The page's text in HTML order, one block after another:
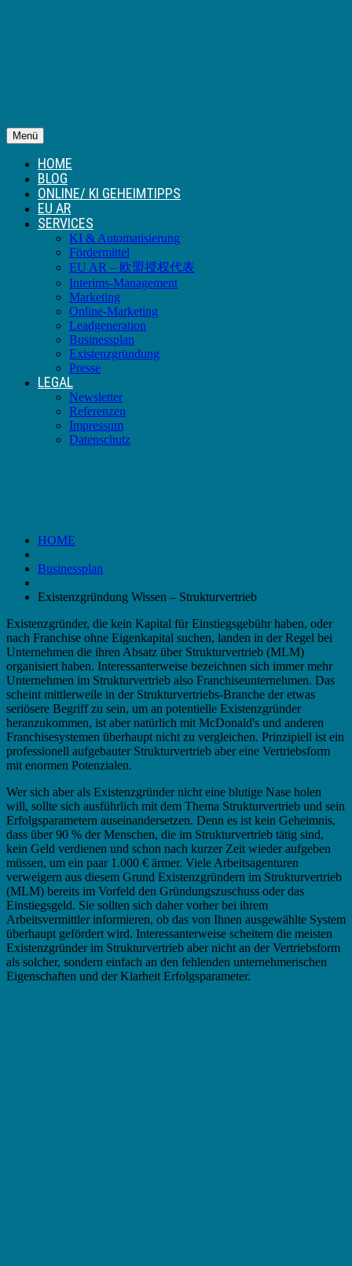
Menü
HOME
BLOG
ONLINE/ KI GEHEIMTIPPS
EU AR
SERVICES
KI & Automatisierung
Fördermittel
EU AR – 欧盟授权代表
Interims-Management
Marketing
Online-Marketing
Leadgeneration
Businessplan
Existenzgründung
Presse
LEGAL
Newsletter
Referenzen
Impressum
Datenschutz
HOME
Businessplan
Existenzgründung Wissen – Strukturvertrieb
Existenzgründer, die kein Kapital für Einstiegsgebühr haben, oder
nach Franchise ohne Eigenkapital suchen, landen in der Regel bei
Unternehmen die ihren Absatz über Strukturvertrieb (MLM)
organisiert haben. Interessanterweise bezeichnen sich immer mehr
Unternehmen im Strukturvertrieb also Franchiseunternehmen. Das
scheint mittlerweile in der Strukturvertriebs-Branche der etwas
seriösere Begriff zu sein, um an potentielle Existenzgründer
heranzukommen, ist aber natürlich mit McDonald's und anderen
Franchisesystemen überhaupt nicht zu vergleichen. Prinzipiell ist ein
professionell aufgebauter Strukturvertrieb aber eine Vertriebsform
mit enormen Potenzialen.
Wer sich aber als Existenzgründer nicht eine blutige Nase holen
will, sollte sich ausführlich mit dem Thema Strukturvertrieb und sein
Erfolgsparametern auseinandersetzen. Denn es ist kein Geheimnis,
dass über 90 % der Menschen, die im Strukturvertrieb tätig sind,
kein Geld verdienen und schon nach kurzer Zeit wieder aufgeben
müssen, um ein paar 1.000 € ärmer. Viele Arbeitsagenturen
verweigern aus diesem Grund Existenzgründern im Strukturvertrieb
(MLM) bereits im Vorfeld den Gründungszuschuss oder das
Einstiegsgeld. Sie sollten sich daher vorher bei ihrem
Arbeitsvermittler informieren, ob das von Ihnen ausgewählte System
überhaupt gefördert wird. Interessanterweise scheitern die meisten
Existenzgründer im Strukturvertrieb aber nicht an der Vertriebsform
als solcher, sondern einfach an den fehlenden unternehmerischen
Eigenschaften und der Klarheit Erfolgsparameter.